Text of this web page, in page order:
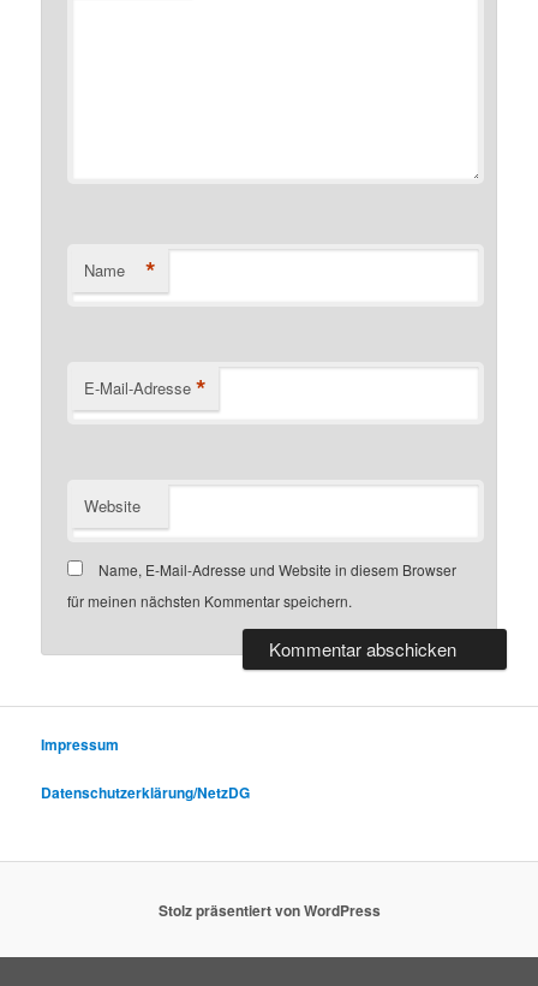
Name *
E-Mail-Adresse *
Website
Name, E-Mail-Adresse und Website in diesem Browser
für meinen nächsten Kommentar speichern.
Impressum
Datenschutzerklärung/NetzDG
Stolz präsentiert von WordPress